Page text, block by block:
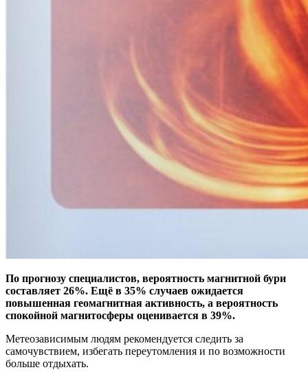
По прогнозу специалистов, вероятность магнитной бури
составляет 26%. Ещё в 35% случаев ожидается
повышенная геомагнитная активность, а вероятность
спокойной магнитосферы оценивается в 39%.
Метеозависимым людям рекомендуется следить за
самочувствием, избегать переутомления и по возможности
больше отдыхать.